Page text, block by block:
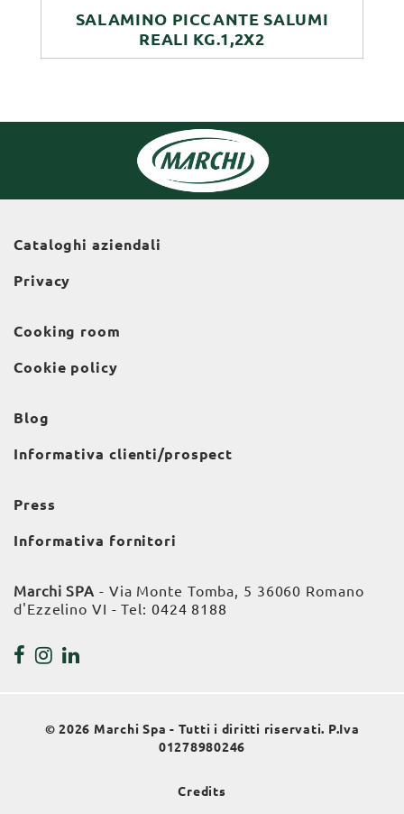
SALAMINO PICCANTE SALUMI
REALI KG.1,2X2
Cataloghi aziendali
Privacy
Cooking room
Cookie policy
Blog
Informativa clienti/prospect
Press
Informativa fornitori
Marchi SPA - Via Monte Tomba, 5 36060 Romano
d'Ezzelino VI - Tel: 0424 8188
© 2026 Marchi Spa - Tutti i diritti riservati. P.Iva
01278980246
Credits